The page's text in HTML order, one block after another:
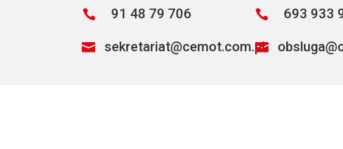
 91 48 79 706
 sekretariat@cemot.com.pl
 693 933
